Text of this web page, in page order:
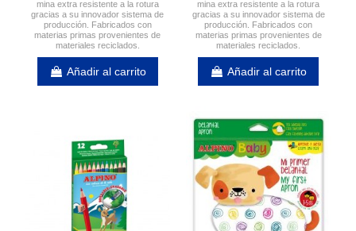
mina extra resistente a la rotura
gracias a su innovador sistema de
producción. Fabricados con
materias primas provenientes de
materiales reciclados.
Añadir al carrito
mina extra resistente a la rotura
gracias a su innovador sistema de
producción. Fabricados con
materias primas provenientes de
materiales reciclados.
Añadir al carrito